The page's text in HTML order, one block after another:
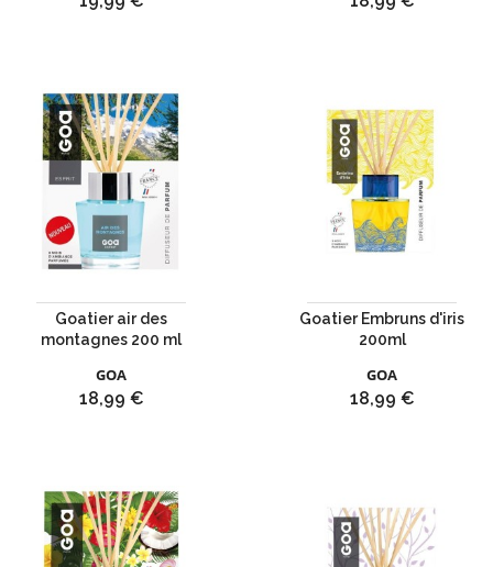
Goatier air des
montagnes 200 ml
GOA
Prix
18,99 €
Goatier Embruns d'iris
200ml
GOA
Prix
18,99 €